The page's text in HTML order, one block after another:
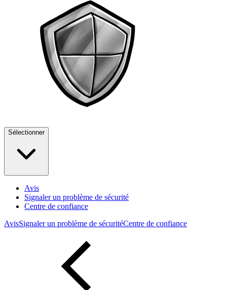
Sélectionner
Avis
Signaler un problème de sécurité
Centre de confiance
AvisSignaler un problème de sécuritéCentre de confiance